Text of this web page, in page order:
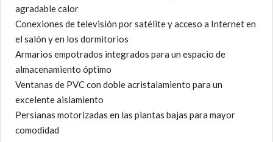
agradable calor
Conexiones de televisión por satélite y acceso a Internet en
el salón y en los dormitorios
Armarios empotrados integrados para un espacio de
almacenamiento óptimo
Ventanas de PVC con doble acristalamiento para un
excelente aislamiento
Persianas motorizadas en las plantas bajas para mayor
comodidad